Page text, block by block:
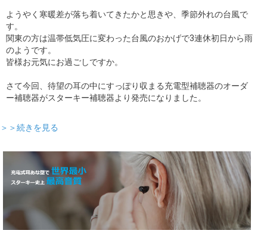
ようやく寒暖差が落ち着いてきたかと思きや、季節外れの台風で
す。
関東の方は温帯低気圧に変わった台風のおかげで3連休初日から雨
のようです。
皆様お元気にお過ごしですか。
さて今回、待望の耳の中にすっぽり収まる充電型補聴器のオーダ
ー補聴器がスターキー補聴器より発売になりました。
＞＞続きを見る